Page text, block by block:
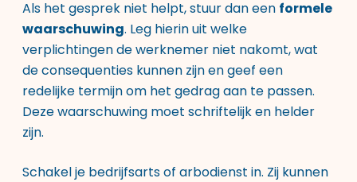
Als het gesprek niet helpt, stuur dan een formele
waarschuwing. Leg hierin uit welke
verplichtingen de werknemer niet nakomt, wat
de consequenties kunnen zijn en geef een
redelijke termijn om het gedrag aan te passen.
Deze waarschuwing moet schriftelijk en helder
zijn.
Schakel je bedrijfsarts of arbodienst in. Zij kunnen